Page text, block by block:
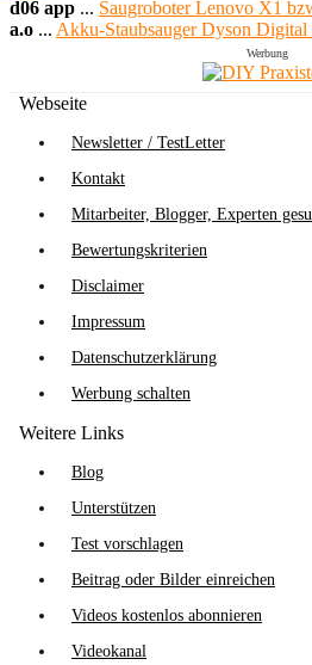
d06 app ... Saugroboter Lenovo X1
a.o ... Akku-Staubsauger Dyson
Werbung
Webseite
Newsletter / TestLetter
Kontakt
Mitarbeiter, Blogger, Experten
Bewertungskriterien
Disclaimer
Impressum
Datenschutzerklärung
Werbung schalten
Weitere Links
Blog
Unterstützen
Test vorschlagen
Beitrag oder Bilder einreichen
Videos kostenlos abonnieren
Videokanal